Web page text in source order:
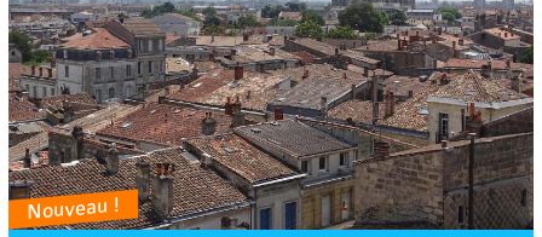
Nouveau !